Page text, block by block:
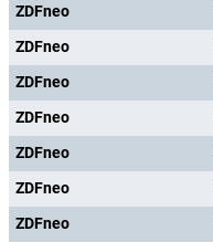
ZDFneo
ZDFneo
ZDFneo
ZDFneo
ZDFneo
ZDFneo
ZDFneo